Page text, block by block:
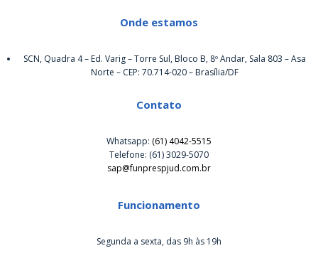
Onde estamos
SCN, Quadra 4 – Ed. Varig – Torre Sul, Bloco B, 8º Andar, Sala 803 – Asa
Norte – CEP: 70.714-020 – Brasília/DF
Contato
Whatsapp: (61) 4042-5515
Telefone: (61) 3029-5070
sap@funprespjud.com.br
Funcionamento
Segunda a sexta, das 9h às 19h